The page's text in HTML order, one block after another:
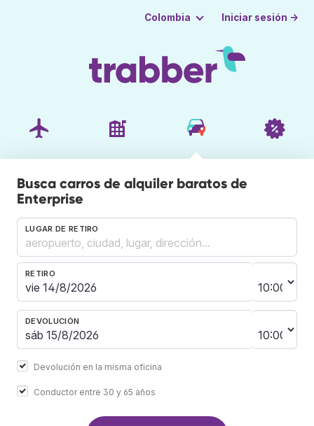
Colombia Iniciar sesión →
Busca carros de alquiler baratos de
Enterprise
LUGAR DE RETIRO
RETIRO
DEVOLUCIÓN
Devolución en la misma oficina
Conductor entre 30 y 65 años